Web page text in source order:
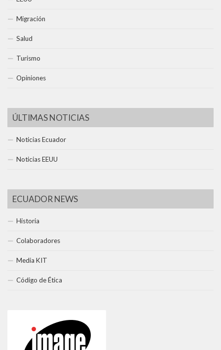
Migración
Salud
Turismo
Opiniones
ÚLTIMAS NOTICIAS
Noticias Ecuador
Noticias EEUU
ECUADOR NEWS
Historia
Colaboradores
Media KIT
Código de Ética